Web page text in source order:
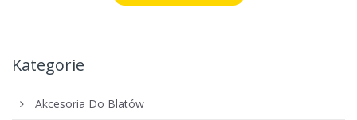
Kategorie
Akcesoria Do Blatów